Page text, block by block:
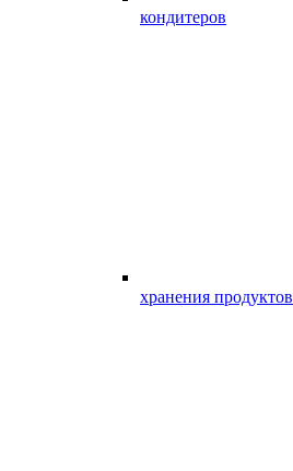
кондитеров
хранения продуктов